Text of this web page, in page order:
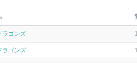
ラゴンズ
ラゴンズ